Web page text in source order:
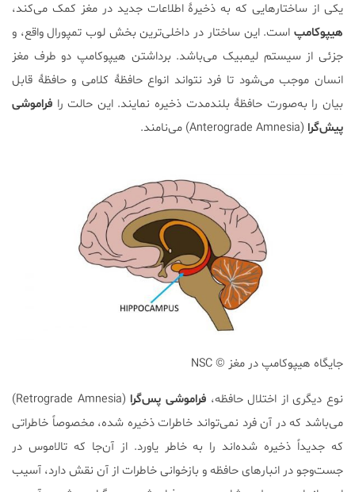
یکی از ساختارهایی که به ذخیرۀ اطلاعات جدید در مغز کمک می‌کند،
هیپوکامپ است. این ساختار در داخلی‌ترین بخش لوب تمپورال واقع، و
جزئی از سیستم لیمبیک می‌باشد. برداشتن هیپوکامپ دو طرف مغز
انسان موجب می‌شود تا فرد نتواند انواع حافظۀ کلامی و حافظۀ قابل
بیان را به‌صورت حافظۀ بلندمدت ذخیره نمایند. این حالت را فراموشی
پیش‌گرا (Anterograde Amnesia) می‌نامند.
جایگاه هیپوکامپ در مغز NSC ‎©‎
نوع دیگری از اختلال حافظه،فراموشی پس‌گرا
(Retrograde Amnesia)
می‌باشد که در آن فرد نمی‌تواند خاطرات ذخیره شده، مخصوصاً خاطراتی
که جدیداً ذخیره شده‌اند را به خاطر یاورد. از آن‌جا که تالاموس در
جست‌و‌جو در انبارهای حافظه و بازخوانی خاطرات از آن نقش دارد، آسیب